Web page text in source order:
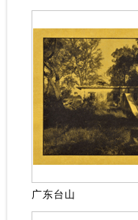
广东台山